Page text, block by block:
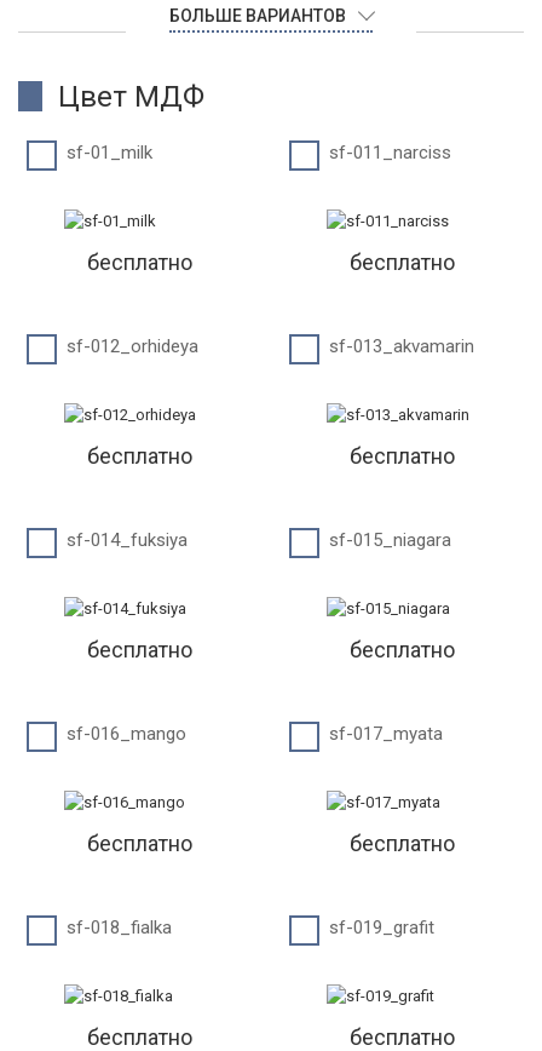
БОЛЬШЕ ВАРИАНТОВ
Цвет МДФ
sf-01_milk
бесплатно
sf-011_narciss
бесплатно
sf-012_orhideya
бесплатно
sf-013_akvamarin
бесплатно
sf-014_fuksiya
бесплатно
sf-015_niagara
бесплатно
sf-016_mango
бесплатно
sf-017_myata
бесплатно
sf-018_fialka
бесплатно
sf-019_grafit
бесплатно